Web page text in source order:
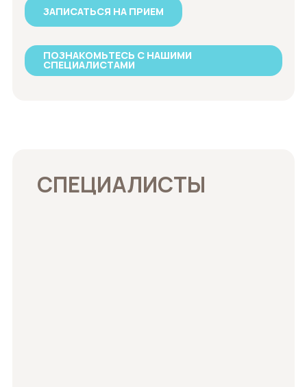
ЗАПИСАТЬСЯ НА ПРИЕМ
ПОЗНАКОМЬТЕСЬ С НАШИМИ
СПЕЦИАЛИСТАМИ
СПЕЦИАЛИСТЫ